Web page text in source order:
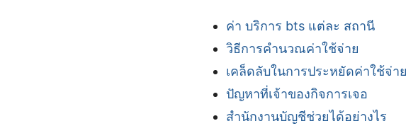
ค่า บริการ bts แต่ละ สถานี
วิธีการคำนวณค่าใช้จ่าย
เคล็ดลับในการประหยัดค่าใช้จ่าย
ปัญหาที่เจ้าของกิจการเจอ
สำนักงานบัญชีช่วยได้อย่างไร